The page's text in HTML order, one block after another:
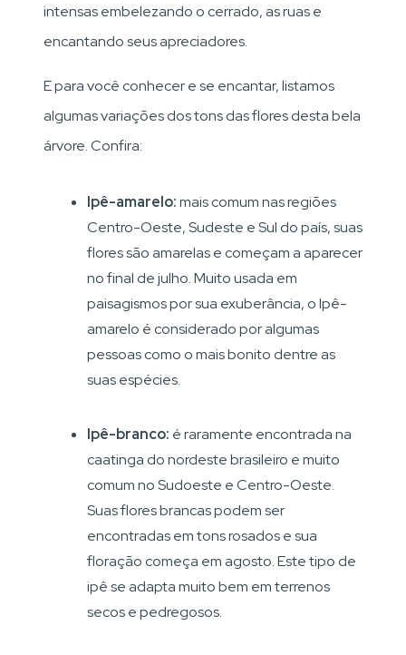
intensas embelezando o cerrado, as ruas e
encantando seus apreciadores.
E para você conhecer e se encantar, listamos
algumas variações dos tons das flores desta bela
árvore. Confira:
Ipê-amarelo:mais comum nas regiões
Centro-Oeste, Sudeste e Sul do país, suas
flores são amarelas e começam a aparecer
no final de julho. Muito usada em
paisagismos por sua exuberância, o Ipê-
amarelo é considerado por algumas
pessoas como o mais bonito dentre as
suas espécies.
Ipê-branco: é raramente encontrada na
caatinga do nordeste brasileiro e muito
comum no Sudoeste e Centro-Oeste.
Suas flores brancas podem ser
encontradas em tons rosados e sua
floração começa em agosto. Este tipo de
ipê se adapta muito bem em terrenos
secos e pedregosos.